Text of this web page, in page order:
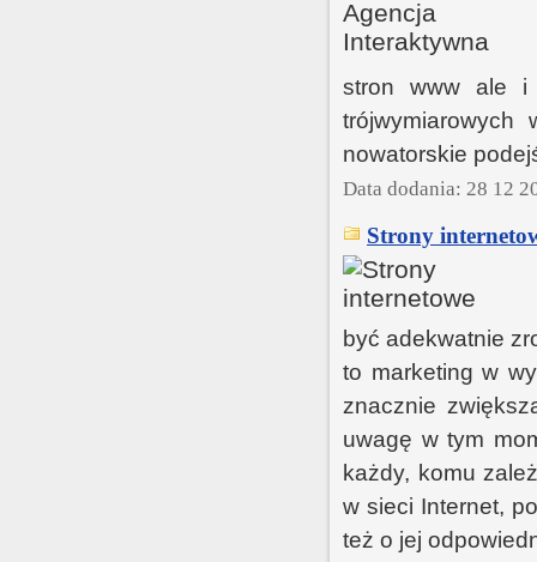
stron www ale i
nowatorskie
Data dodania: 28 12
Strony
być adekwatnie
to marketing w
znacznie
uwagę w tym
każdy, komu
w sieci Internet,
też o jej